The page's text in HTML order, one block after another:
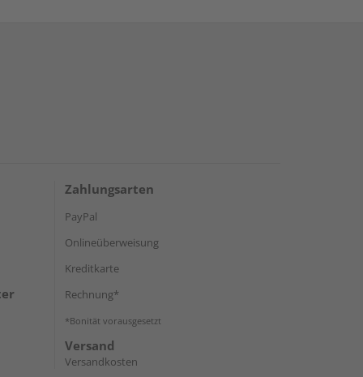
Zahlungsarten
PayPal
Onlineüberweisung
Kreditkarte
Rechnung*
*Bonität vorausgesetzt
Versand
Versandkosten